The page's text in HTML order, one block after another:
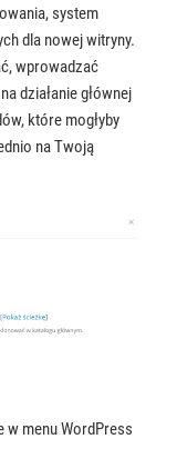
system
dla nowej witryny.
wprowadzać
działanie głównej
które mogłyby
na Twoją
menu WordPress